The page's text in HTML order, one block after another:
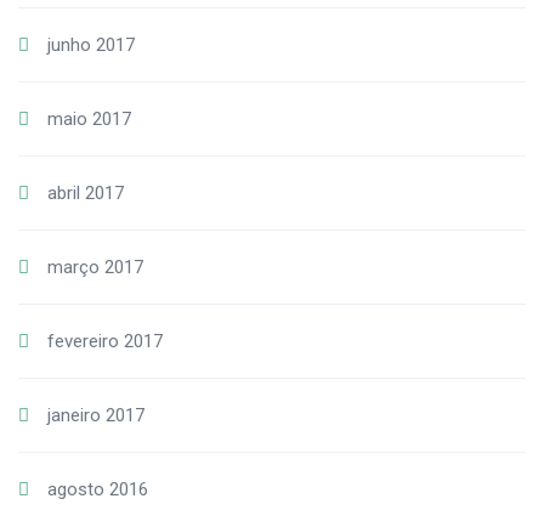
junho 2017
maio 2017
abril 2017
março 2017
fevereiro 2017
janeiro 2017
agosto 2016